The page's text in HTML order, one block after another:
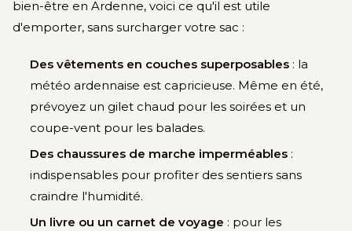
bien-être en Ardenne, voici ce qu'il est utile
d'emporter, sans surcharger votre sac :
Des vêtements en couches superposables : la
météo ardennaise est capricieuse. Même en été,
prévoyez un gilet chaud pour les soirées et un
coupe-vent pour les balades.
Des chaussures de marche imperméables :
indispensables pour profiter des sentiers sans
craindre l'humidité.
Un livre ou un carnet de voyage : pour les